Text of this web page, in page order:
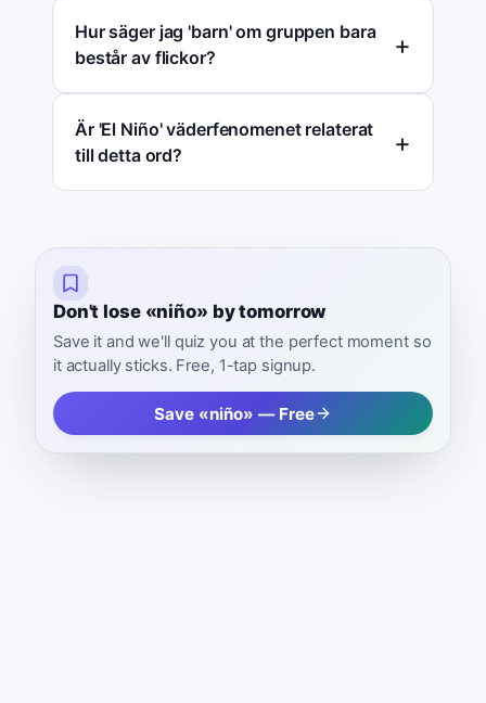
Hur säger jag 'barn' om gruppen bara
består av flickor?
Är 'El Niño' väderfenomenet relaterat
till detta ord?
Don't lose «niño» by tomorrow
Save it and we'll quiz you at the perfect moment so
it actually sticks. Free, 1-tap signup.
Save «niño» — Free